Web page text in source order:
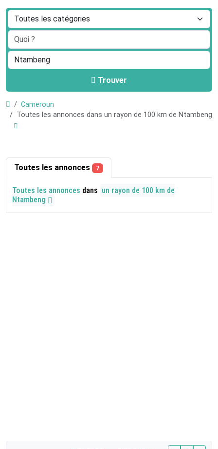
Trouver
Cameroun
Toutes les annonces dans un rayon de 100 km de Ntambeng
Toutes les annonces 7
Toutes les annonces dans un rayon de 100 km de
Ntambeng